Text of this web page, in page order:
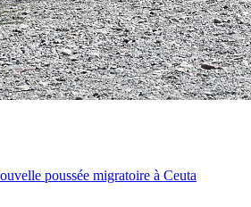
poussée migratoire à Ceuta